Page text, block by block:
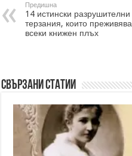
Предишна
14 истински разрушителни
терзания, които преживява
всеки книжен плъх
Свързани статии